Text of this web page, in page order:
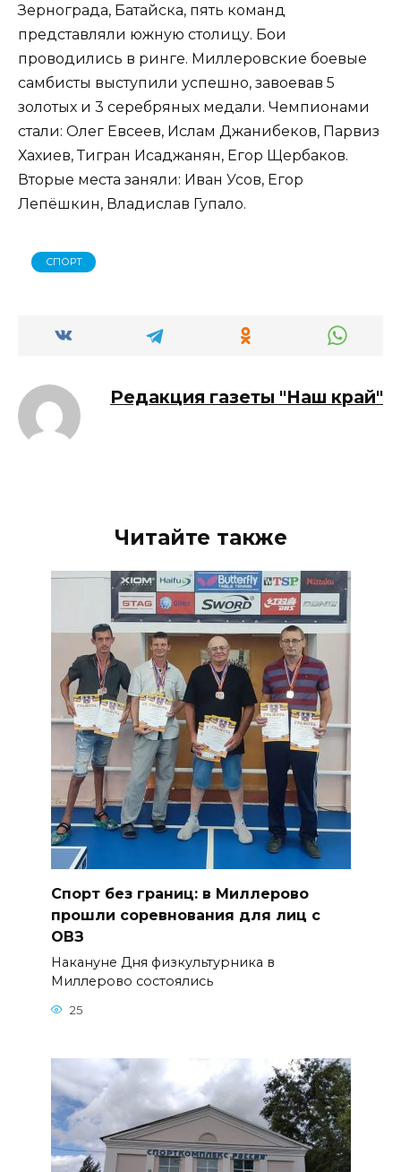
Зернограда, Батайска, пять команд
представляли южную столицу. Бои
проводились в ринге. Миллеровские боевые
самбисты выступили успешно, завоевав 5
золотых и 3 серебряных медали. Чемпионами
стали: Олег Евсеев, Ислам Джанибеков, Парвиз
Хахиев, Тигран Исаджанян, Егор Щербаков.
Вторые места заняли: Иван Усов, Егор
Лепёшкин, Владислав Гупало.
СПОРТ
Редакция газеты "Наш край"
Читайте также
Спорт без границ: в Миллерово
прошли соревнования для лиц с
ОВЗ
Накануне Дня физкультурника в
Миллерово состоялись
25